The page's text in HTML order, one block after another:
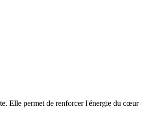
Elle permet de renforcer l'énergie du cœur